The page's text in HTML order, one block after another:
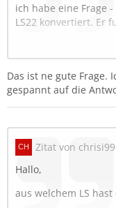
ich habe eine Frage
LS22 konvertiert. Er
Wenn ich jedoch in
bei Silo etc. fahre
Meine Frage nun -
anpassen, damit das
Ladewagen sichtbar
Besten Dank für eure
Grüsse
Das ist ne gute Frage.
gespannt auf die
Zitat von chrisi99
Hallo,
aus welchem LS